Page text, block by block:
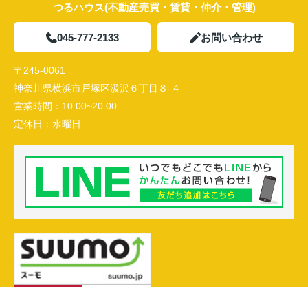
つるハウス(不動産売買・賃貸・仲介・管理)
045-777-2133 お問い合わせ
〒245-0061
神奈川県横浜市戸塚区汲沢６丁目８-４
営業時間： 10:00~20:00
定休日： 水曜日